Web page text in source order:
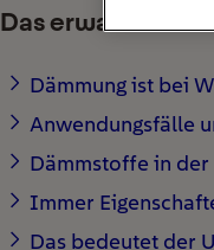
Das erwartet Sie
Dämmung ist bei
Anwendungsfälle
Dämmstoffe in
Immer
Das bedeutet der